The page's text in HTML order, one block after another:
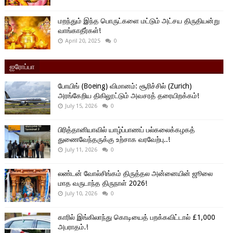
மறந்தும் இந்த பொருட்களை மட்டும் அட்சய திருதியன்று
வாங்காதீர்கள்!
April 20, 2025 0
ஐரோப்பா
போயிங் (Boeing) விமானம்: சூரிச்சில் (Zurich)
அரங்கேறிய திகிலூட்டும் அவசரத் தரையிறக்கம்!
July 15, 2026 0
பிரித்தானியாவில் யாழ்ப்பாணப் பல்கலைக்கழகத்
துணைவேந்தருக்கு உற்சாக வரவேற்பு..!
July 11, 2026 0
லண்டன் வோல்சிங்கம் திருத்தல அன்னையின் ஜூலை
மாத வருடாந்த திருநாள் 2026!
July 10, 2026 0
காரில் இங்கிலாந்து கொடியைத் பறக்கவிட்டால் £1,000
அபராதம்.!